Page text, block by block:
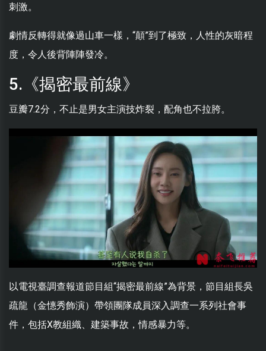
刺激。
劇情反轉得就像過山車一樣，“顛”到了極致，人性的灰暗程
度，令人後背陣陣發冷。
5.《揭密最前線》
豆瓣7.2分，不止是男女主演技炸裂，配角也不拉胯。
以電視臺調查報道節目組“揭密最前線”為背景，節目組長吳
疏龍（金憓秀飾演）帶領團隊成員深入調查一系列社會事
件，包括X教組織、建築事故，情感暴力等。